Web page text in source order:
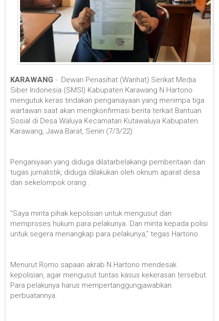
KARAWANG - Dewan Penasihat (Wanhat) Serikat Media
Siber Indonesia (SMSI) Kabupaten Karawang N.Hartono
mengutuk keras tindakan penganiayaan yang menimpa tiga
wartawan saat akan mengkonfirmasi berita terkait Bantuan
Sosial di Desa Waluya Kecamatan Kutawaluya Kabupaten
Karawang, Jawa Barat, Senin (7/3/22).
Penganiyaan yang diduga dilatarbelakangi pemberitaan dan
tugas jurnalistik, diduga dilakukan oleh oknum aparat desa
dan sekelompok orang .
"Saya minta pihak kepolisian untuk mengusut dan
memproses hukum para pelakunya. Dan minta kepada polisi
untuk segera menangkap para pelakunya," tegas Hartono.
Menurut Romo sapaan akrab N.Hartono mendesak
kepolisian, agar mengusut tuntas kasus kekerasan tersebut.
Para pelakunya harus mempertanggungjawabkan
perbuatannya.